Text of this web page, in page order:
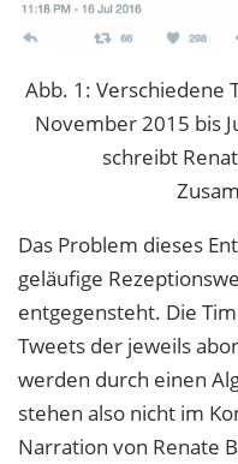
Abb. 1: Verschiedene
November 2015 bis
schreibt
Das Problem dieses
geläufige
entgegensteht. Die
Tweets der jeweils
werden durch einen
stehen also nicht im
Narration von Renate